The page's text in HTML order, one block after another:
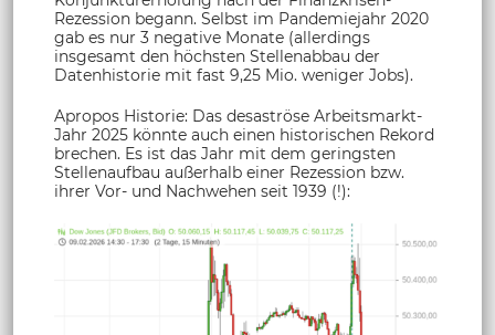
Rezession begann. Selbst im Pandemiejahr 2020
gab es nur 3 negative Monate (allerdings
insgesamt den höchsten Stellenabbau der
Datenhistorie mit fast 9,25 Mio. weniger Jobs).
Apropos Historie: Das desaströse Arbeitsmarkt-
Jahr 2025 könnte auch einen historischen Rekord
brechen. Es ist das Jahr mit dem geringsten
Stellenaufbau außerhalb einer Rezession bzw.
ihrer Vor- und Nachwehen seit 1939 (!):